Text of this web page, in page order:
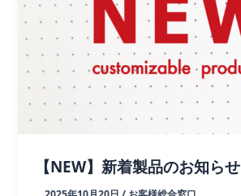
ル
ド
99
サ
ビ
ス【NEW】新着製品のお知らせ